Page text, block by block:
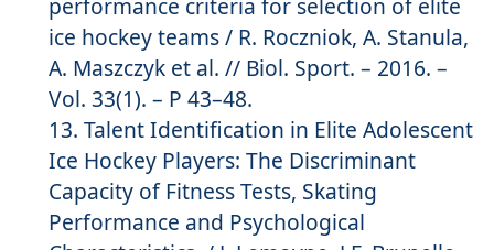
performance criteria for selection of elite
ice hockey teams / R. Roczniok, A. Stanula,
A. Maszczyk et al. // Biol. Sport. – 2016. –
Vol. 33(1). – P 43–48.
Talent Identification in Elite Adolescent
Ice Hockey Players: The Discriminant
Capacity of Fitness Tests, Skating
Performance and Psychological